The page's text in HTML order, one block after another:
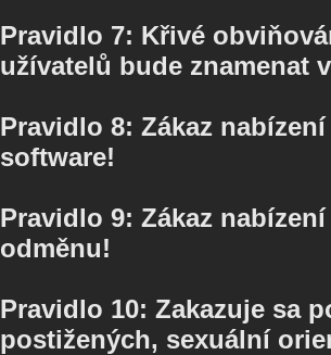
Pravidlo 7: Křivé
užívatelů bude znamenat
Pravidlo 8: Zákaz
software!
Pravidlo 9: Zákaz
odměnu!
Pravidlo 10: Zakazuje sa
postižených, sexuální